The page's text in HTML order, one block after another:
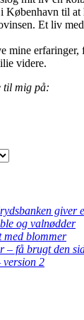
til at
Et liv
mine erfaringer,
videre.
til mig på:
giver
og valnødder
med blommer
– få brugt den
version 2